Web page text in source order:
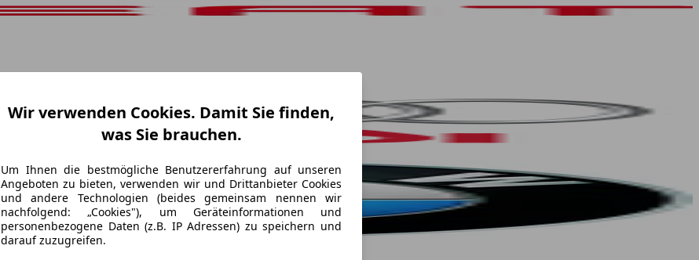
Wir verwenden Cookies. Damit Sie finden,
was Sie brauchen.
Um Ihnen die bestmögliche Benutzererfahrung auf unseren
Angeboten zu bieten, verwenden wir und Drittanbieter Cookies
und andere Technologien (beides gemeinsam nennen wir
nachfolgend: „Cookies"), um Geräteinformationen und
personenbezogene Daten (z.B. IP Adressen) zu speichern und
darauf zuzugreifen.